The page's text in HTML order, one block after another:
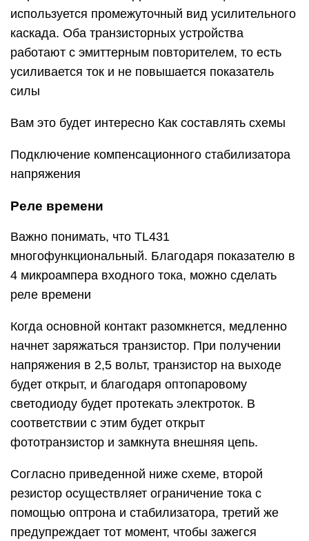
используется промежуточный вид усилительного
каскада. Оба транзисторных устройства
работают с эмиттерным повторителем, то есть
усиливается ток и не повышается показатель
силы
Вам это будет интересно Как составлять схемы
Подключение компенсационного стабилизатора
напряжения
Реле времени
Важно понимать, что TL431
многофункциональный. Благодаря показателю в
4 микроампера входного тока, можно сделать
реле времени
Когда основной контакт разомкнется, медленно
начнет заряжаться транзистор. При получении
напряжения в 2,5 вольт, транзистор на выходе
будет открыт, и благодаря оптопаровому
светодиоду будет протекать электроток. В
соответствии с этим будет открыт
фототранзистор и замкнута внешняя цепь.
Согласно приведенной ниже схеме, второй
резистор осуществляет ограничение тока с
помощью оптрона и стабилизатора, третий же
предупреждает тот момент, чтобы зажегся